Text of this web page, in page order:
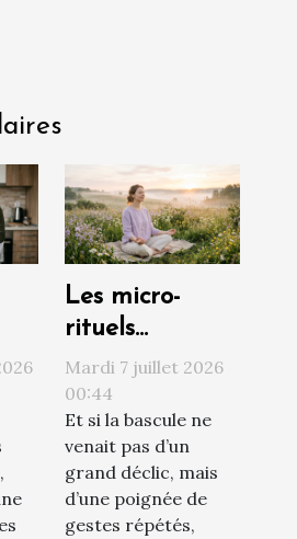
Les micro-
rituels
quotidiens qui
transforment
votre vision du
monde
Mardi 7 juillet 2026
00:44
Et si la bascule ne
venait pas d’un
grand déclic, mais
d’une poignée de
gestes répétés,